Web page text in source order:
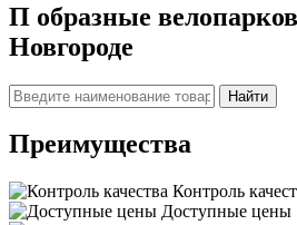
П образные
Новгороде
Найти
Преимущества
Контроль
Доступные цены